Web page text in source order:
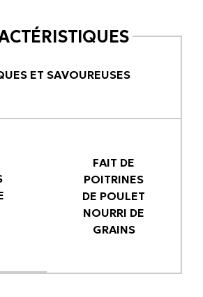
ET SAVOUREUSES
FAIT DE
POITRINES
DE POULET
NOURRI DE
GRAINS